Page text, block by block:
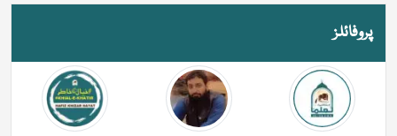
پروفائلز